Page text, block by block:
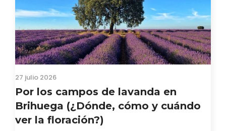
27 julio 2026
Por los campos de lavanda en
Brihuega (¿Dónde, cómo y cuándo
ver la floración?)